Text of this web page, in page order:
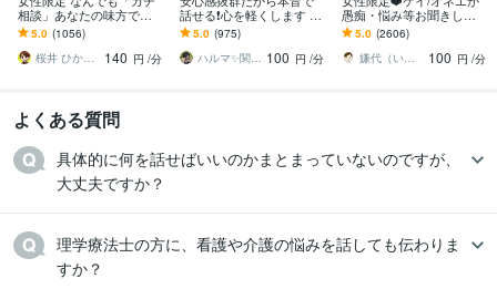
相談」あなたの味方で話
ます 男性目線で、あなた
の恋の“答え”を言葉にしま
す。
5.0 (1056)
桜井 ひかる｜経験豊富の恋愛相談室
140 円 /分
話せる❗️心を軽くします あ
なたの気持ちを最優先✨否
定せず秘密厳守！愚痴・
雑談OK
5.0 (975)
ハルマ✨関西の傾聴マスター 100 円 /分
愚痴・悩み等お聞きしま
す 女性限定！ゲイ/オネエ
が恋愛/人間関係など何で
も聞くわよ！
5.0 (2606)
嫌代（いやよ）
100 円 /分
よくある質問
具体的に何を話せばいいのかまとまっていないのですが、
大丈夫ですか？
理学療法士の方に、看護や介護の悩みを話しても伝わりま
すか？